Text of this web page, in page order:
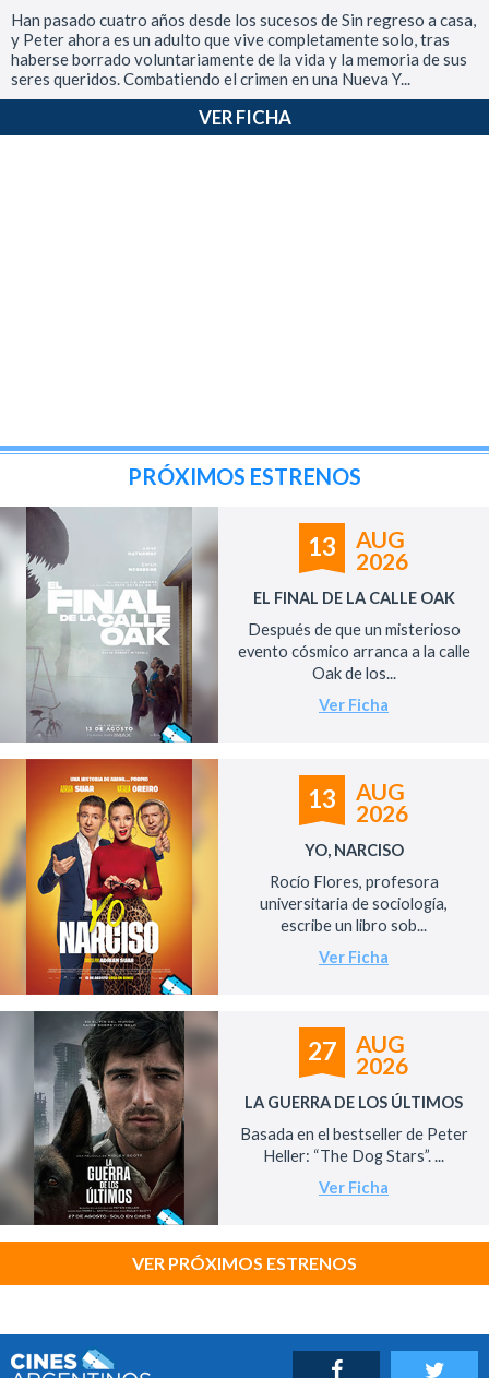
Han pasado cuatro años desde los sucesos de Sin regreso a casa,
y Peter ahora es un adulto que vive completamente solo, tras
haberse borrado voluntariamente de la vida y la memoria de sus
seres queridos. Combatiendo el crimen en una Nueva Y...
VER FICHA
PRÓXIMOS ESTRENOS
13
AUG
2026
EL FINAL DE LA CALLE OAK
Después de que un misterioso
evento cósmico arranca a la calle
Oak de los...
Ver Ficha
13
AUG
2026
YO, NARCISO
Rocío Flores, profesora
universitaria de sociología,
escribe un libro sob...
Ver Ficha
27
AUG
2026
LA GUERRA DE LOS ÚLTIMOS
Basada en el bestseller de Peter
Heller: “The Dog Stars”. ...
Ver Ficha
VER PRÓXIMOS ESTRENOS